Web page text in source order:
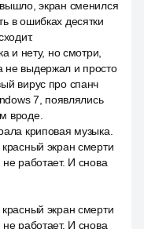
экран сменился
в ошибках десятки
и нету, но смотри,
не выдержал и просто
вирус про спанч
7, появлялись
вроде.
криповая музыка.
экран смерти
работает. И снова
экран смерти
работает. И снова